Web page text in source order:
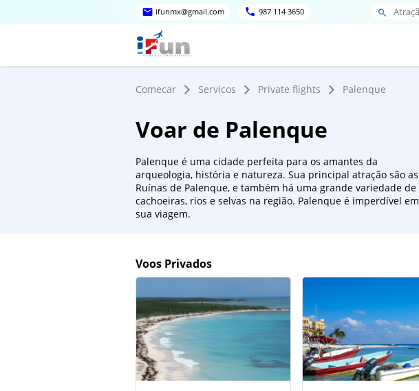
ifunmx@gmail.com 987 114 3650
Comecar Servicos Private flights Palenque
Voar de Palenque
Palenque é uma cidade perfeita para os amantes da
arqueologia, história e natureza. Sua principal atração são as
Ruínas de Palenque, e também há uma grande variedade de
cachoeiras, rios e selvas na região. Palenque é imperdível em
sua viagem.
Voos Privados